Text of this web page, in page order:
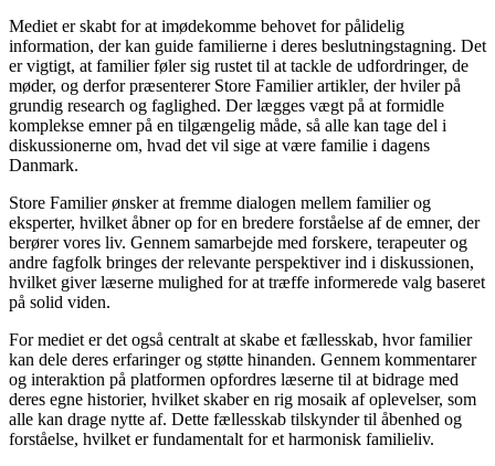
Mediet er skabt for at imødekomme behovet for pålidelig
information, der kan guide familierne i deres beslutningstagning. Det
er vigtigt, at familier føler sig rustet til at tackle de udfordringer, de
møder, og derfor præsenterer Store Familier artikler, der hviler på
grundig research og faglighed. Der lægges vægt på at formidle
komplekse emner på en tilgængelig måde, så alle kan tage del i
diskussionerne om, hvad det vil sige at være familie i dagens
Danmark.
Store Familier ønsker at fremme dialogen mellem familier og
eksperter, hvilket åbner op for en bredere forståelse af de emner, der
berører vores liv. Gennem samarbejde med forskere, terapeuter og
andre fagfolk bringes der relevante perspektiver ind i diskussionen,
hvilket giver læserne mulighed for at træffe informerede valg baseret
på solid viden.
For mediet er det også centralt at skabe et fællesskab, hvor familier
kan dele deres erfaringer og støtte hinanden. Gennem kommentarer
og interaktion på platformen opfordres læserne til at bidrage med
deres egne historier, hvilket skaber en rig mosaik af oplevelser, som
alle kan drage nytte af. Dette fællesskab tilskynder til åbenhed og
forståelse, hvilket er fundamentalt for et harmonisk familieliv.